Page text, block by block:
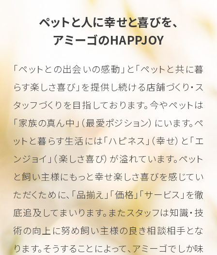
ペットと人に幸せと喜びを、
アミーゴのHAPPJOY
「ペットとの出会いの感動」と「ペットと共に暮
らす楽しさ喜び」を提供し続ける店舗づくり・ス
タッフづくりを目指しております。 今やペットは
「家族の真ん中」（最愛ポジション）にいます。ペ
ットと暮らす生活には「ハピネス」（幸せ）と「エ
ンジョイ」（楽しさ喜び）が溢れています。ペット
と飼い主様にもっと幸せ楽しさ喜びを感じてい
ただくために、 「品揃え」「価格」「サービス」を徹
底追及してまいります。またスタッフは知識・技
術の向上に努め飼い主様の良き相談相手とな
ります。そうすることによって、アミーゴでしか味